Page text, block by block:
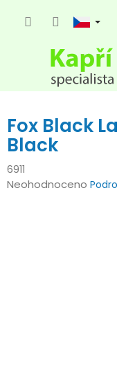
Fox Black
Black
6911
Průměrné
Neohodnoceno